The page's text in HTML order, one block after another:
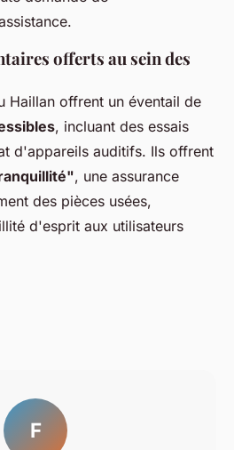
offerts au sein des
Haillan offrent un éventail de
, incluant des essais
d'appareils auditifs. Ils offrent
, une assurance
des pièces usées,
d'esprit aux utilisateurs
F